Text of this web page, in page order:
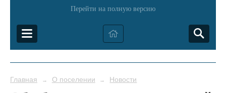
Перейти на полную версию
Главная → О поселении → Новости